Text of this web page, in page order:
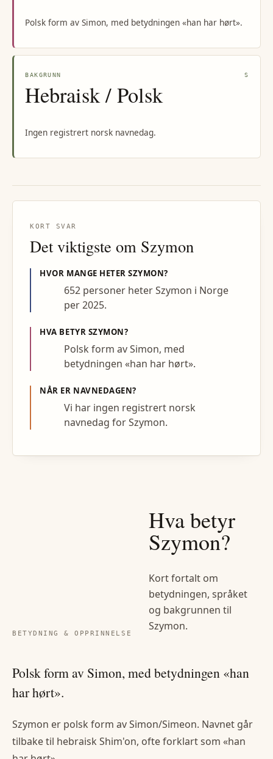
Polsk form av Simon, med betydningen «han har hørt».
BAKGRUNN S
Hebraisk / Polsk
Ingen registrert norsk navnedag.
KORT SVAR
Det viktigste om Szymon
HVOR MANGE HETERSZYMON?
652 personer heter Szymon i Norge
per 2025.
HVA BETYR SZYMON?
Polsk form av Simon, med
betydningen «han har hørt».
NÅR ER NAVNEDAGEN?
Vi har ingen registrert norsk
navnedag for Szymon.
BETYDNING & OPPRINNELSE
Hva betyr
Szymon?
Kort fortalt om
betydningen, språket
og bakgrunnen til
Szymon.
Polsk form av Simon, med betydningen «han
har hørt».
Szymon er polsk form av Simon/Simeon. Navnet går
tilbake til hebraisk Shim'on, ofte forklart som «han